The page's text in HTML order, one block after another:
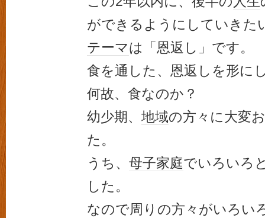
ができるようにしていきた
テーマは「恩返し」です。
食を通した、恩返しを形に
何故、食なのか？
幼少期、 地域の方々に大変
た。
うち、 母子家庭でいろいろ
した。
なので周りの方々がいろい